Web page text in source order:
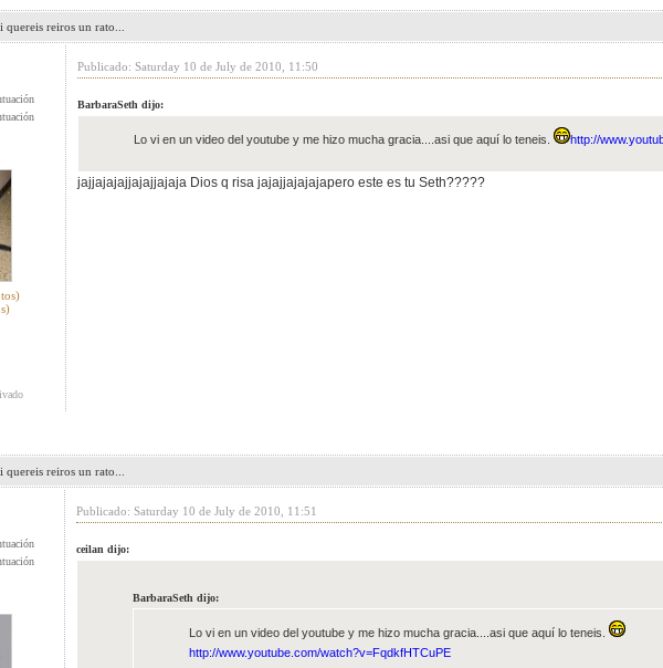
quereis reiros un rato...
Publicado: Saturday 10 de July de 2010, 11:50
BarbaraSeth dijo:
Lo vi en un video del youtube y me hizo mucha gracia....asi que aquí lo teneis. http://
jajjajajajjajajjajaja Dios q risa jajajjajajajapero este es tu Seth?????
quereis reiros un rato...
Publicado: Saturday 10 de July de 2010, 11:51
ceilan dijo:
BarbaraSeth dijo:
Lo vi en un video del youtube y me hizo mucha gracia....asi que aquí lo teneis.
http://www.youtube.com/watch?v=FqdkfHTCuPE